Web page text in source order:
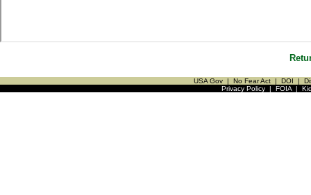
USA Gov | No Fear Act | DOI |
Privacy Policy| FOIA|